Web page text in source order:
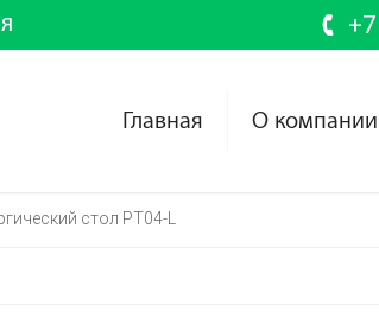
Главная О компании
стол PT04-L